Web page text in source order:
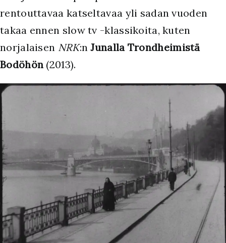
rentouttavaa katseltavaa yli sadan vuoden
takaa ennen slow tv -klassikoita, kuten
norjalaisen NRK:nJunalla Trondheimistä
Bodöhön (2013).